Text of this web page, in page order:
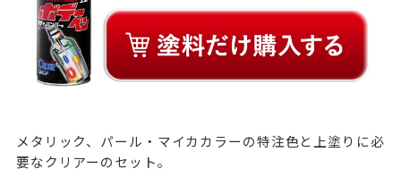
メタリック、パール・マイカカラーの特注色と上塗りに必
要なクリアーのセット。